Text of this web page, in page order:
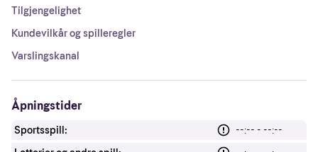
Tilgjengelighet
Kundevilkår og spilleregler
Varslingskanal
Åpningstider
Sportsspill:
--:-- - --:--